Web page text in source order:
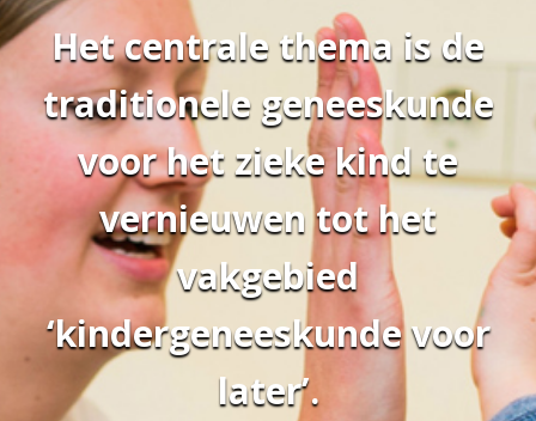
Het centrale thema is de
traditionele geneeskunde
voor het zieke kind te
vernieuwen tot het
vakgebied
‘kindergeneeskunde voor
later’.